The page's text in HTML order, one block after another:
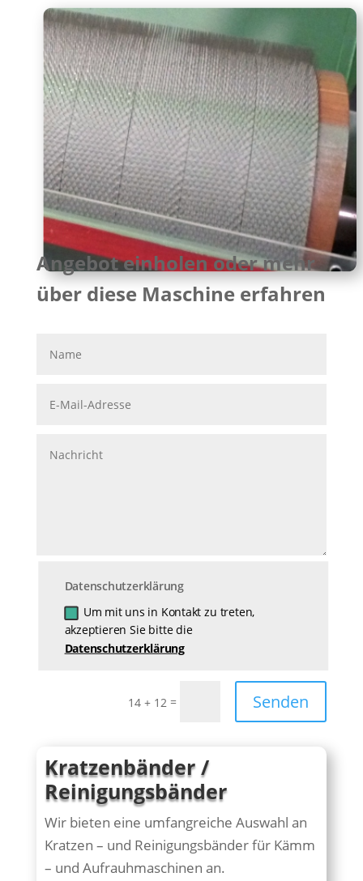
Angebot einholen oder mehr
über diese Maschine erfahren
Datenschutzerklärung
Um mit uns in Kontakt zu treten,
akzeptieren Sie bitte die
Datenschutzerklärung
14 + 12 = Senden
Kratzenbänder /
Reinigungsbänder
Wir bieten eine umfangreiche Auswahl an
Kratzen – und Reinigungsbänder für Kämm
– und Aufrauhmaschinen an.